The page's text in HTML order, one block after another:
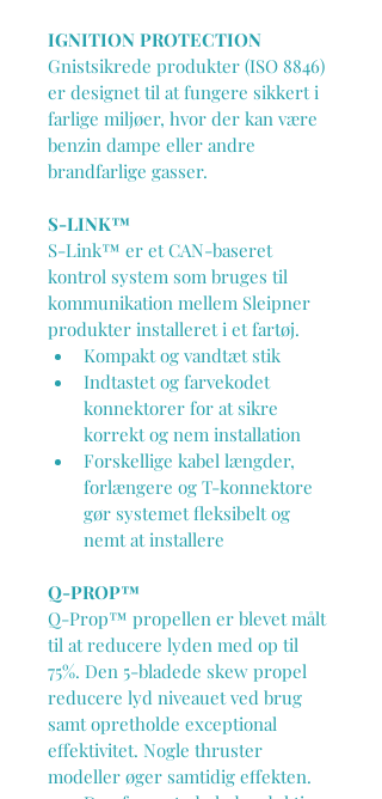
IGNITION PROTECTION
Gnistsikrede produkter (ISO 8846)
er designet til at fungere sikkert i
farlige miljøer, hvor der kan være
benzin dampe eller andre
brandfarlige gasser.
S-LINK™
S-Link™ er et CAN-baseret
kontrol system som bruges til
kommunikation mellem Sleipner
produkter installeret i et fartøj.
Kompakt og vandtæt stik
Indtastet og farvekodet
konnektorer for at sikre
korrekt og nem installation
Forskellige kabel længder,
forlængere og T-konnektore
gør systemet fleksibelt og
nemt at installere
Q-PROP™
Q-Prop™ propellen er blevet målt
til at reducere lyden med op til
75%. Den 5-bladede skew propel
reducere lyd niveauet ved brug
samt opretholde exceptional
effektivitet. Nogle thruster
modeller øger samtidig effekten.